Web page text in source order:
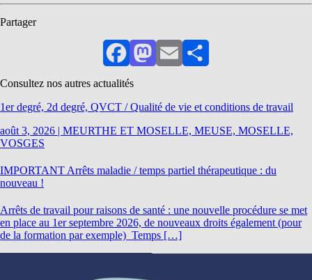
Partager
FacebookMastodon
EmailPartager
Consultez nos autres actualités
1er degré, 2d degré, QVCT / Qualité de vie et conditions de travail
août 3, 2026 | MEURTHE ET MOSELLE, MEUSE, MOSELLE,
VOSGES
IMPORTANT Arrêts maladie / temps partiel thérapeutique : du
nouveau !
Arrêts de travail pour raisons de santé : une nouvelle procédure se met
en place au 1er septembre 2026, de nouveaux droits également (pour
de la formation par exemple) Temps […]